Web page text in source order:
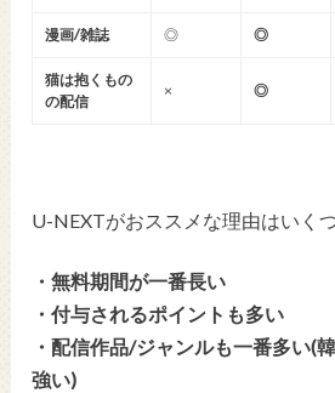
漫画/雑誌 ◎ ◎
猫は抱くもの
の配信
× ◎
U-NEXTがおススメな理由はいく
・無料期間が一番長い
・付与されるポイントも多い
・配信作品/ジャンルも一番多い(
強い)